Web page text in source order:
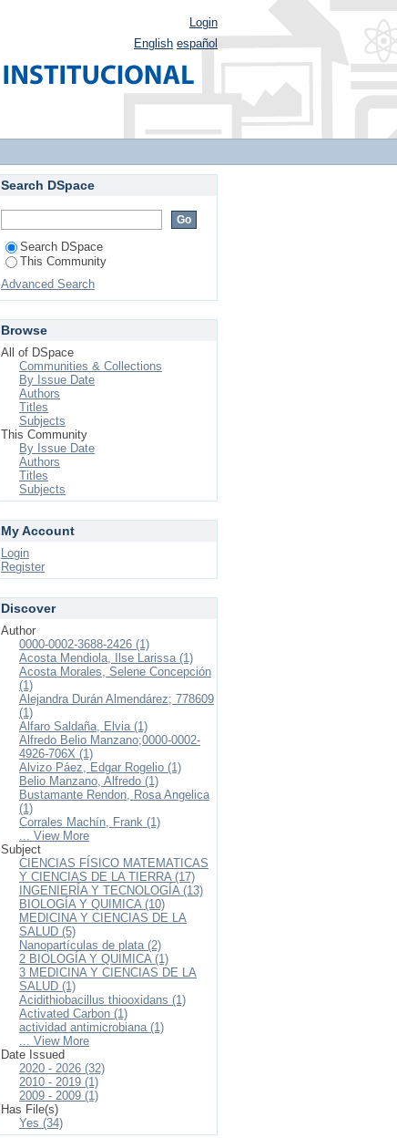
Login
English español
Search DSpace
Search DSpace
This Community
Advanced Search
Browse
All of DSpace
Communities & Collections
By Issue Date
Authors
Titles
Subjects
This Community
By Issue Date
Authors
Titles
Subjects
My Account
Login
Register
Discover
Author
0000-0002-3688-2426 (1)
Acosta Mendiola, Ilse Larissa (1)
Acosta Morales, Selene Concepción
(1)
Alejandra Durán Almendárez; 778609
(1)
Alfaro Saldaña, Elvia (1)
Alfredo Belio Manzano;0000-0002-
4926-706X (1)
Alvizo Páez, Edgar Rogelio (1)
Belio Manzano, Alfredo (1)
Bustamante Rendon, Rosa Angelica
(1)
Corrales Machín, Frank (1)
... View More
Subject
CIENCIAS FÍSICO MATEMATICAS
Y CIENCIAS DE LA TIERRA (17)
INGENIERÍA Y TECNOLOGÍA (13)
BIOLOGÍA Y QUIMICA (10)
MEDICINA Y CIENCIAS DE LA
SALUD (5)
Nanopartículas de plata (2)
2 BIOLOGÍA Y QUIMICA (1)
3 MEDICINA Y CIENCIAS DE LA
SALUD (1)
Acidithiobacillus thiooxidans (1)
Activated Carbon (1)
actividad antimicrobiana (1)
... View More
Date Issued
2020 - 2026 (32)
2010 - 2019 (1)
2009 - 2009 (1)
Has File(s)
Yes (34)